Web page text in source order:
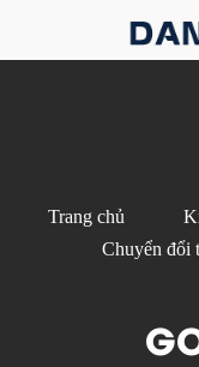
Trang chủ
Chuyển đổi